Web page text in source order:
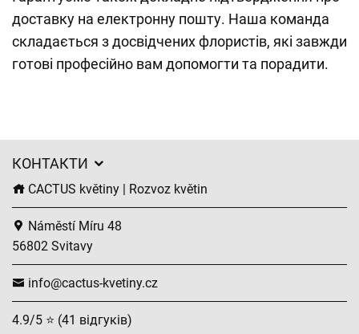
доставку на електронну пошту. Наша команда
складається з досвідчених флористів, які завжди
готові професійно вам допомогти та порадити.
КОНТАКТИ
CACTUS květiny | Rozvoz květin
Náměstí Míru 48
56802 Svitavy
info@cactus-kvetiny.cz
4.9/5 ⭐ (41 відгуків)